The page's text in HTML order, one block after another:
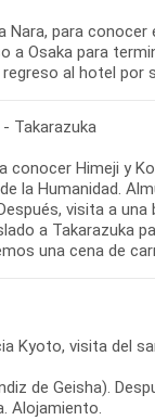
Nara, para
a Osaka para
regreso al hotel por
Takarazuka
conocer Himeji y
la Humanidad.
visita a
a Takarazuka
una cena de
Kyoto, visita del
de Geisha).
Alojamiento.